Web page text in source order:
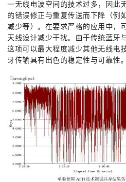
一无线电波空间的技术过多，因此
的错误修正与重复传送而下降（例
减少等）。在要求严格的应用中，
天线设计减少干扰。由于传统蓝牙
这项可以最大程度减少其他无线电
牙传输具有出色的稳定性与可靠性。